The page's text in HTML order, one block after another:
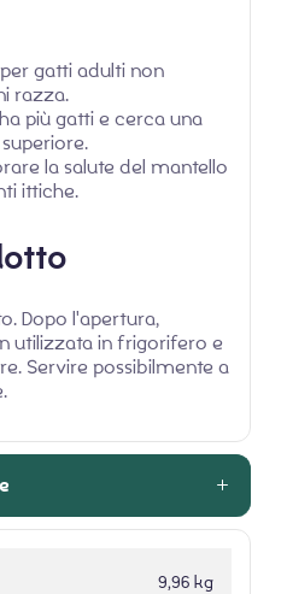
gatti adulti non
razza.
più gatti e cerca una
la salute del mantello
ittiche.
Dopo l'apertura,
utilizzata in frigorifero e
Servire possibilmente a
9,96 kg